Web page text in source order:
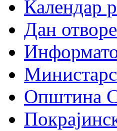
Календар
Дан
Општина